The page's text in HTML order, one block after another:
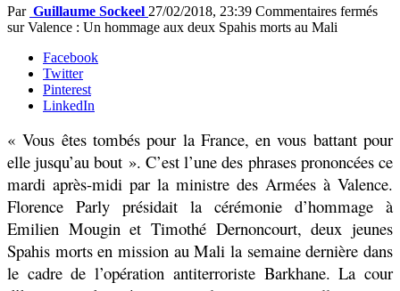
Par Guillaume Sockeel 27/02/2018, 23:39 Commentaires fermés
sur Valence : Un hommage aux deux Spahis morts au Mali
Facebook
Twitter
Pinterest
LinkedIn
« Vous êtes tombés pour la France, en vous battant pour
elle jusqu’au bout ». C’est l’une des phrases prononcées ce
mardi après-midi par la ministre des Armées à Valence.
Florence Parly présidait la cérémonie d’hommage à
Emilien Mougin et Timothé Dernoncourt, deux jeunes
Spahis morts en mission au Mali la semaine dernière dans
le cadre de l’opération antiterroriste Barkhane. La cour